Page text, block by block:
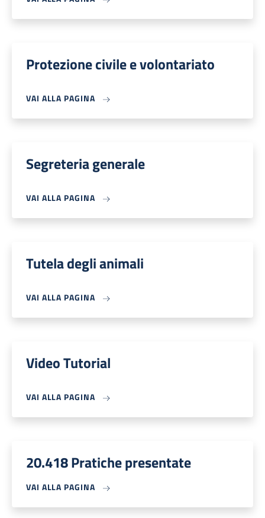
Protezione civile e volontariato
VAI ALLA PAGINA
Segreteria generale
VAI ALLA PAGINA
Tutela degli animali
VAI ALLA PAGINA
Video Tutorial
VAI ALLA PAGINA
20.418 Pratiche presentate
VAI ALLA PAGINA